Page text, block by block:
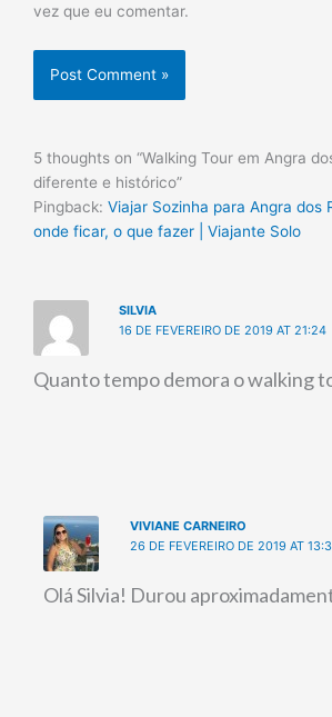
vez que eu comentar.
5 thoughts on “Walking Tour em Angra
diferente e histórico”
Pingback: Viajar Sozinha para Angra dos
onde ficar, o que fazer | Viajante Solo
SILVIA
16 DE FEVEREIRO DE 2019 AT 21:24
Quanto tempo demora o walking
VIVIANE CARNEIRO
26 DE FEVEREIRO DE 2019 AT
Olá Silvia! Durou